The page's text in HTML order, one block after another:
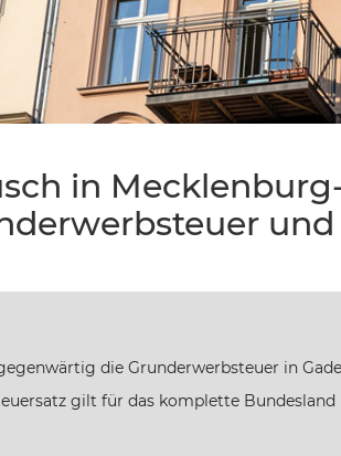
in
die Grunderwerbsteuer in
gilt für das komplette